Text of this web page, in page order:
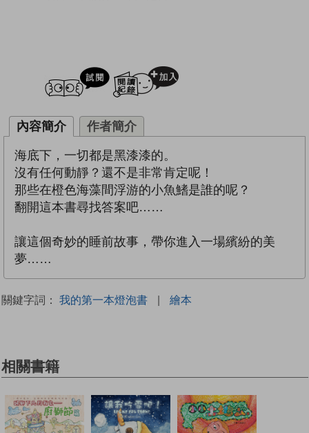
試閲
內容簡介 作者簡介
海底下，一切都是黑漆漆的。
沒有任何動靜？還不是非常肯定呢！
那些在橙色海藻間浮游的小魚鰭是誰的呢？
翻開這本書尋找答案吧……
讓這個奇妙的睡前故事，帶你進入一場繽紛的美
夢……
關鍵字詞： 我的第一本燈泡書 | 繪本
相關書籍